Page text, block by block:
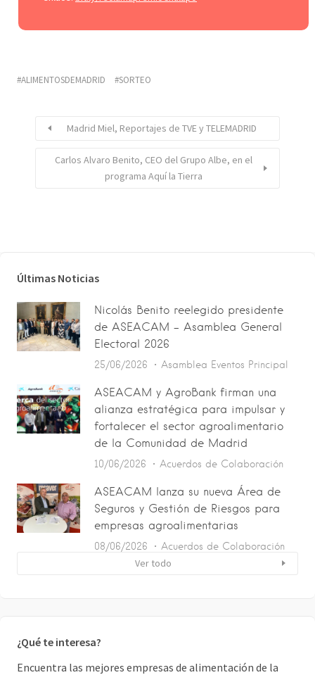
ALIMENTOSDEMADRID SORTEO
Madrid Miel, Reportajes de TVE y TELEMADRID
Carlos Alvaro Benito, CEO del Grupo Albe, en el
programa Aquí la Tierra
Últimas Noticias
Nicolás Benito reelegido presidente
de ASEACAM – Asamblea General
Electoral 2026
25/06/2026 Asamblea Eventos Principal
ASEACAM y AgroBank firman una
alianza estratégica para impulsar y
fortalecer el sector agroalimentario
de la Comunidad de Madrid
10/06/2026 Acuerdos de Colaboración
ASEACAM lanza su nueva Área de
Seguros y Gestión de Riesgos para
empresas agroalimentarias
08/06/2026 Acuerdos de Colaboración
Ver todo
¿Qué te interesa?
Encuentra las mejores empresas de alimentación de la